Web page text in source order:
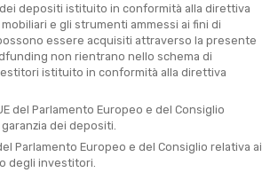
depositi istituito in conformità alla direttiva
mobiliari e gli strumenti ammessi ai fini di
essere acquisiti attraverso la presente
non rientrano nello schema di
istituito in conformità alla direttiva
del Parlamento Europeo e del Consiglio
dei depositi.
Parlamento Europeo e del Consiglio relativa ai
degli investitori.